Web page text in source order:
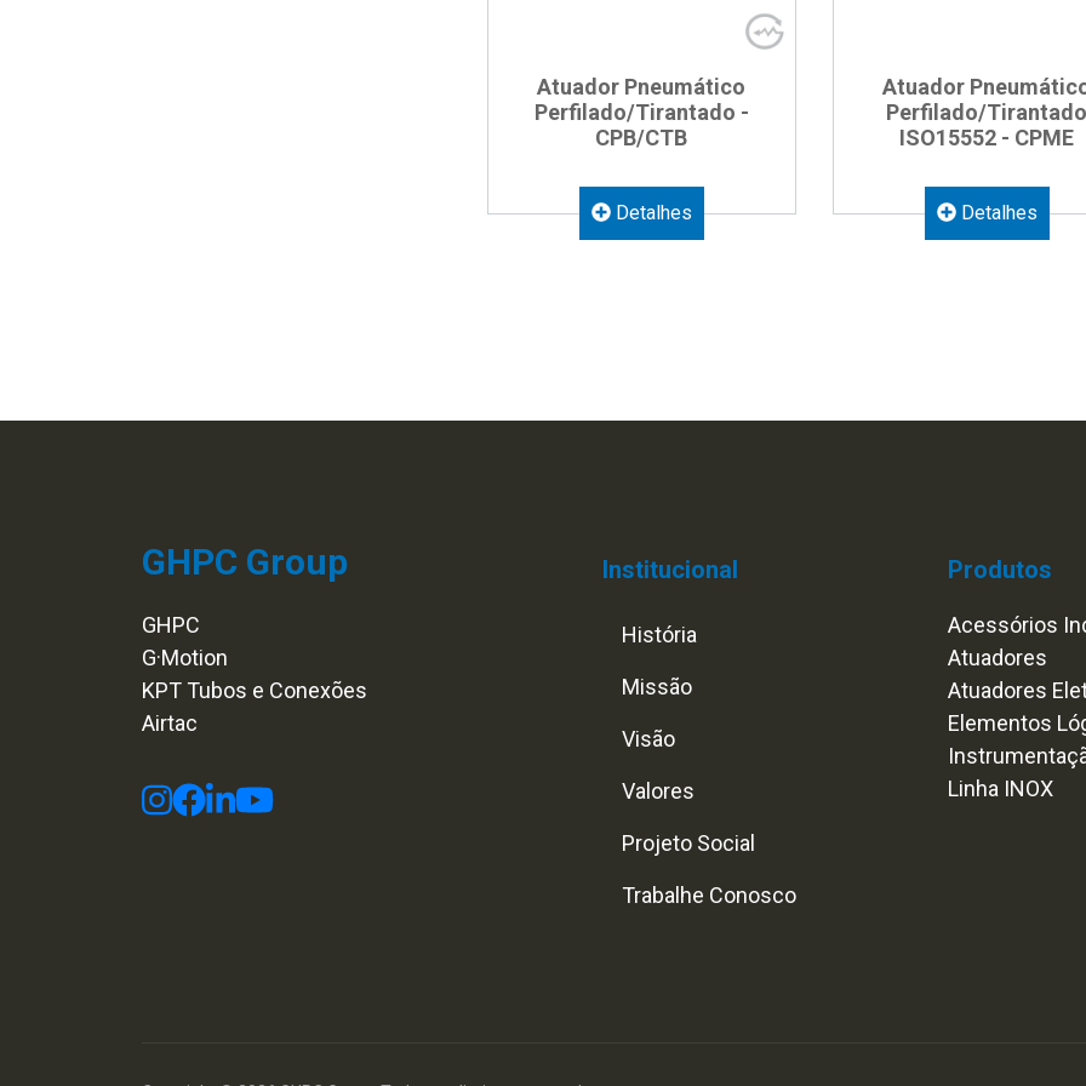
Atuador Pneumático
Perfilado/Tirantado -
CPB/CTB
Detalhes
Atuador
Perfilado/
ISO15552 - CPME
Detalhes
GHPC Group
GHPC
G·Motion
KPT Tubos e Conexões
Airtac
Institucional
História
Missão
Visão
Valores
Projeto Social
Trabalhe Conosco
Produtos
Acessórios
Atuadores
Atuadores
Elementos
Linha INOX